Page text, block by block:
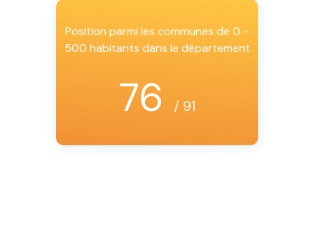
Position parmi les communes de 0 -
500 habitants dans le département
76 / 91